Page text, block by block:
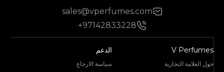
sales@vperfumes.com
+97142833228
V Perfumes
حول العلامة التجارية
الدعم
سياسة الارجاع